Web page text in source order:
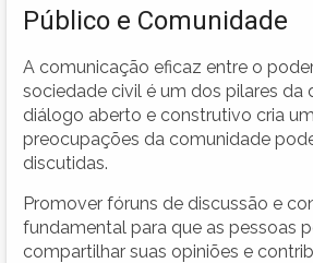
Público e Comunidade
A comunicação eficaz entre o
sociedade civil é um dos pilares da
diálogo aberto e construtivo cria
preocupações da comunidade
discutidas.
Promover fóruns de discussão e
fundamental para que as pessoas
compartilhar suas opiniões e